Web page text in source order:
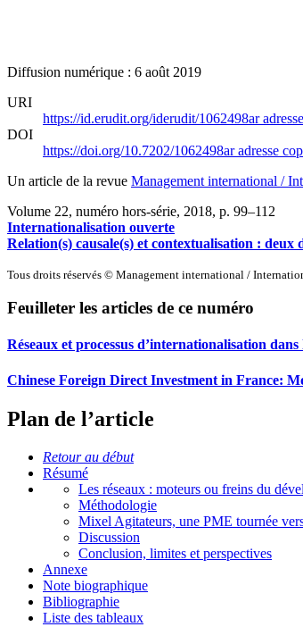
Diffusion numérique : 6 août 2019
URI
https://id.erudit.org/iderudit/1062498ar
DOI
https://doi.org/10.7202/1062498aradresse
Un article de la revue Management international /
Volume 22, numéro hors-série, 2018, p. 99–112
Internationalisation ouverte
Relation(s) causale(s) et contextualisation :
Tous droits réservés © Management international /
Feuilleter les articles de ce numéro
Réseaux et processus d’internationalisation
Chinese Foreign Direct Investment in France:
Plan de l’article
Retour au début
Résumé
Les réseaux : moteurs ou freins du
Méthodologie
Mixel Agitateurs, une PME tournée
Discussion
Conclusion, limites et perspectives
Annexe
Note biographique
Bibliographie
Liste des tableaux